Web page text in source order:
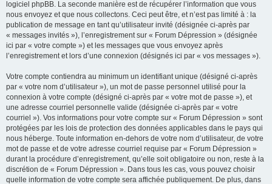
logiciel phpBB. La seconde manière est de récupérer l’information que vous
nous envoyez et que nous collectons. Ceci peut être, et n’est pas limité à : la
publication de message en tant qu’utilisateur invité (désignée ci-après par
« messages invités »), l’enregistrement sur « Forum Dépression » (désignée
ici par « votre compte ») et les messages que vous envoyez après
l’enregistrement et lors d’une connexion (désignés ici par « vos messages »).
Votre compte contiendra au minimum un identifiant unique (désigné ci-après
par « votre nom d’utilisateur »), un mot de passe personnel utilisé pour la
connexion à votre compte (désigné ci-après par « votre mot de passe »), et
une adresse courriel personnelle valide (désignée ci-après par « votre
courriel »). Vos informations pour votre compte sur « Forum Dépression » sont
protégées par les lois de protection des données applicables dans le pays qui
nous héberge. Toute information en-dehors de votre nom d’utilisateur, de votre
mot de passe et de votre adresse courriel requise par « Forum Dépression »
durant la procédure d’enregistrement, qu’elle soit obligatoire ou non, reste à la
discrétion de « Forum Dépression ». Dans tous les cas, vous pouvez choisir
quelle information de votre compte sera affichée publiquement. De plus, dans